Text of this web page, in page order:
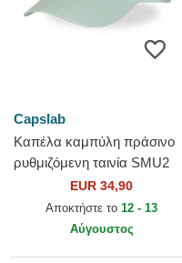
Capslab
Καπέλα καμπύλη πράσινο
ρυθμιζόμενη ταινία SMU2
PAPB Μπαμπά Στρουμφ Οι
Στρουμφ από Capslab
EUR 34,90
Αποκτήστε το 12 - 13
Αύγουστος